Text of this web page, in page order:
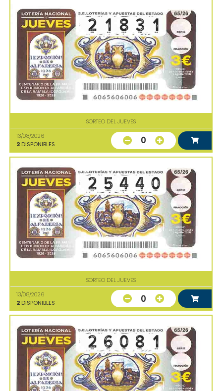
SORTEO DEL JUEVES
13/08/2026
2 DISPONIBLES 0
SORTEO DEL JUEVES
13/08/2026
2 DISPONIBLES 0